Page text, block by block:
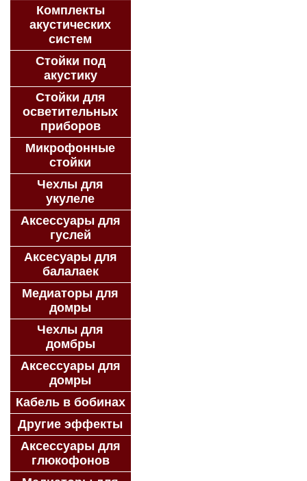
Комплекты
акустических
систем
Стойки под
акустику
Стойки для
осветительных
приборов
Микрофонные
стойки
Чехлы для
укулеле
Аксессуары для
гуслей
Аксесуары для
балалаек
Медиаторы для
домры
Чехлы для
домбры
Аксессуары для
домры
Кабель в бобинах
Другие эффекты
Аксессуары для
глюкофонов